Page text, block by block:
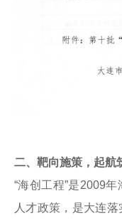
二、靶向施策，起航
“海创工程”是2009
人才政策，是大连